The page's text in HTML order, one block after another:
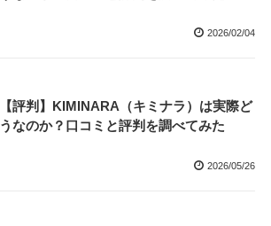
2026/02/04
【評判】KIMINARA（キミナラ）は実際ど
うなのか？口コミと評判を調べてみた
2026/05/26